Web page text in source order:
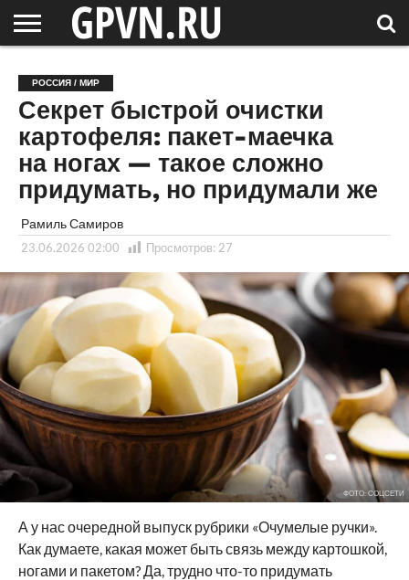
ОБЛАСТЬ
НОВОСТИ
СОСЕДЕЙ
РОССИЯ
/ МИР
СПЕЦПРОЕКТЫ
БЛОГ
СТАТЬИ
ФОТОРЕПОРТАЖИ
ИНТЕРВЬЮ
ОБЪЕКТЫ
ПОДБОРКИ
РОССИЯ / МИР
Секрет быстрой очистки
картофеля: пакет-маечка
на ногах — такое сложно
придумать, но придумали же
Рамиль Самиров
23.06.2026 02:00 Просмотров: 27
ФОТО: СОЦСЕТИ
А у нас очередной выпуск рубрики «Очумелые ручки».
Как думаете, какая может быть связь между картошкой,
ногами и пакетом? Да, трудно что-то придумать